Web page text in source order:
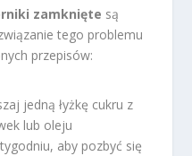
zamknięte są
tego problemu
przepisów:
jedną łyżkę cukru z
lub oleju
aby pozbyć się